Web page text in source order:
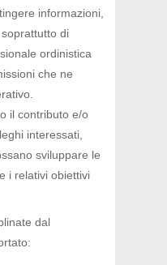
informazioni,
di
ordinistica
che ne
il contributo e/o
interessati,
sviluppare le
i relativi obiettivi
dal